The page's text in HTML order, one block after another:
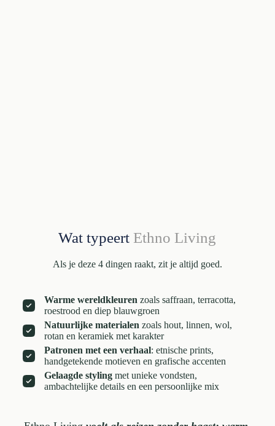
Wat typeert Ethno Living
Als je deze 4 dingen raakt, zit je altijd goed.
Warme wereldkleuren zoals saffraan, terracotta,
roestrood en diep blauwgroen
Natuurlijke materialen zoals hout, linnen, wol,
rotan en keramiek met karakter
Patronen met een verhaal: etnische prints,
handgetekende motieven en grafische accenten
Gelaagde stylingmet unieke vondsten,
ambachtelijke details en een persoonlijke mix